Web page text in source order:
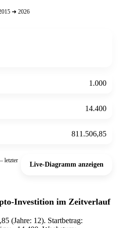
Investition im Zeitverlauf
(Jahre: 12). Startbetrag:
➜ 2026
1.000
14.400
811.506,85
letzter
Live-Diagramm anzeigen